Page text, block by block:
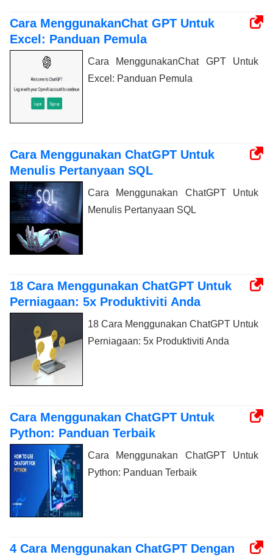
Cara MenggunakanChat GPT Untuk
Excel: Panduan Pemula
Cara MenggunakanChat GPT Untuk
Excel: Panduan Pemula
Cara Menggunakan ChatGPT Untuk
Menulis Pertanyaan SQL
Cara Menggunakan ChatGPT Untuk
Menulis Pertanyaan SQL
18 Cara Menggunakan ChatGPT Untuk
Perniagaan: 5x Produktiviti Anda
18 Cara Menggunakan ChatGPT Untuk
Perniagaan: 5x Produktiviti Anda
Cara Menggunakan ChatGPT Untuk
Python: Panduan Terbaik
Cara Menggunakan ChatGPT Untuk
Python: Panduan Terbaik
4 Cara Menggunakan ChatGPT Dengan